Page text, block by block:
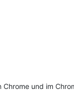
und im